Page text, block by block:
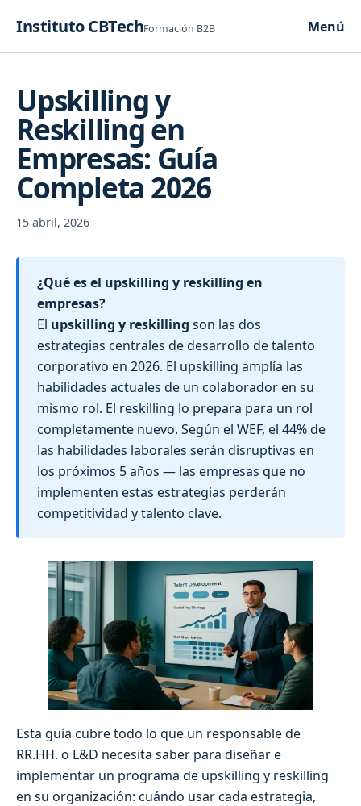
contenido
Instituto CBTechFormación B2B Menú
Upskilling y
Reskilling en
Empresas: Guía
Completa 2026
15 abril, 2026
¿Qué es el upskilling y reskilling en
empresas?
El upskilling y reskilling son las dos
estrategias centrales de desarrollo de talento
corporativo en 2026. El upskilling amplía las
habilidades actuales de un colaborador en su
mismo rol. El reskilling lo prepara para un rol
completamente nuevo. Según el WEF, el 44% de
las habilidades laborales serán disruptivas en
los próximos 5 años — las empresas que no
implementen estas estrategias perderán
competitividad y talento clave.
Esta guía cubre todo lo que un responsable de
RR.HH. o L&D necesita saber para diseñar e
implementar un programa de upskilling y reskilling
en su organización: cuándo usar cada estrategia,